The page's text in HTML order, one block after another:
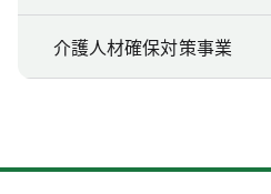
介護人材確保対策事業